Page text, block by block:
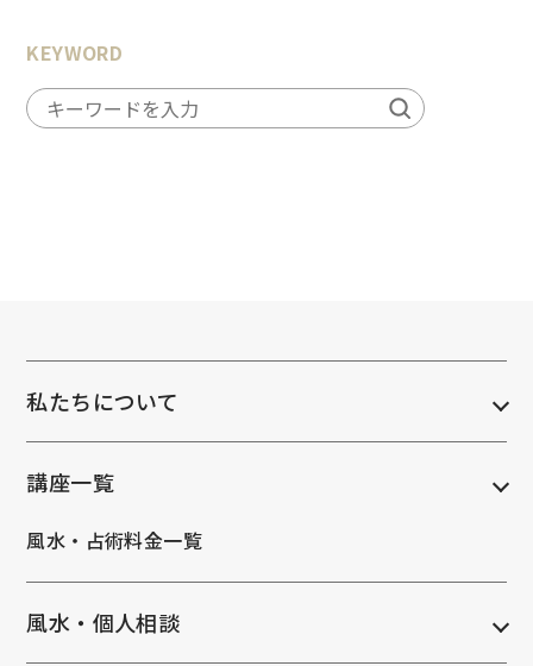
KEYWORD
私たちについて
講座一覧
風水・占術料金一覧
風水・個人相談